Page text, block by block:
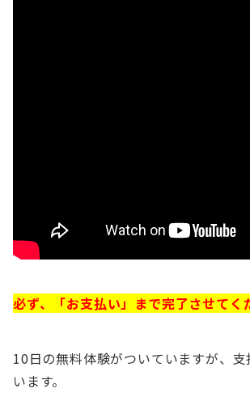
必ず、「お支払い」まで完了させてく
10日の無料体験がついていますが、
います。